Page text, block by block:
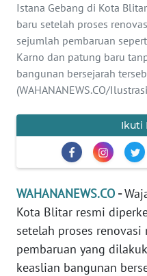
Istana Gebang di Kota
baru setelah proses
sejumlah pembaruan
Karno dan patung baru
bangunan bersejarah
(WAHANANEWS.CO/
Ikuti
WAHANANEWS.CO -
Kota Blitar resmi
setelah proses
pembaruan yang
keaslian bangunan
PENDIDIKAN
OLAHRAGA
OPINI
INDEKS
BERITA
KONTAK
KAMI